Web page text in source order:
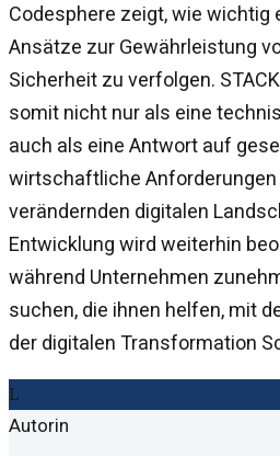
Codesphere zeigt, wie wichtig
Ansätze zur Gewährleistung
Sicherheit zu verfolgen.
somit nicht nur als eine
auch als eine Antwort auf
wirtschaftliche Anforderungen
verändernden digitalen
Entwicklung wird weiterhin
während Unternehmen
suchen, die ihnen helfen, mit
der digitalen Transformation
L
Autorin